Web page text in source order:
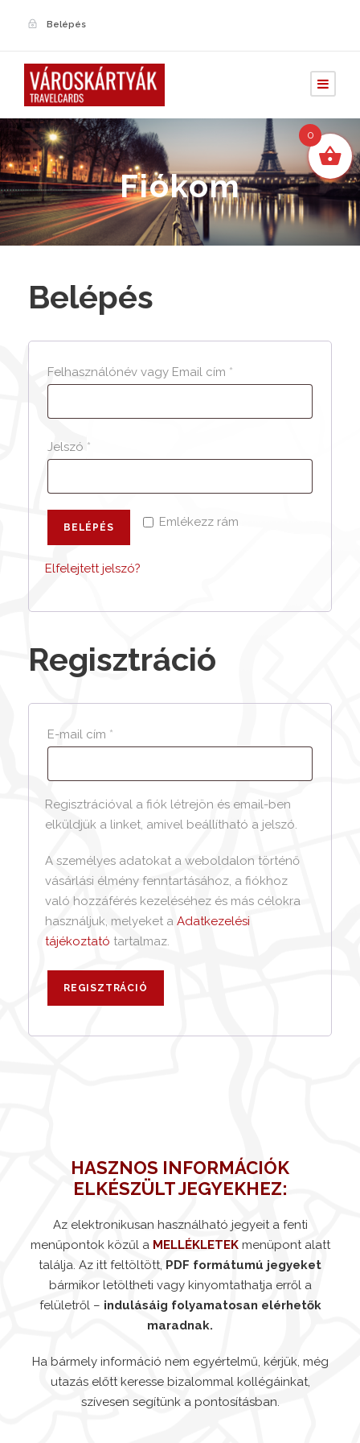
Belépés
Fiókom
Belépés
Felhasználónév vagy Email cím *
t
e
Jelszó *
t
l
e
ő
Emlékezz rám
BELÉPÉS
Elfelejtett jelszó?
Regisztráció
E-mail cím *
t
e
l
z
ő
Regisztrációval a fiók létrejön és email-ben
elküldjük a linket, amivel beállítható a jelszó.
A személyes adatokat a weboldalon történő
vásárlási élmény fenntartásához, a fiókhoz
való hozzáférés kezeléséhez és más célokra
használjuk, melyeket a Adatkezelési
tájékoztató tartalmaz.
REGISZTRÁCIÓ
HASZNOS INFORMÁCIÓK
ELKÉSZÜLT JEGYEKHEZ:
Az elektronikusan használható jegyeit a fenti
menűpontok közűl a MELLÉKLETEKmenüpont alatt
találja. Az itt feltöltött, PDF formátumú jegyeket
bármikor letöltheti vagy kinyomtathatja erről a
felületről – indulásáig folyamatosan elérhetők
maradnak.
Ha bármely információ nem egyértelmű, kérjük, még
utazás előtt keresse bizalommal kollégáinkat,
szívesen segítünk a pontosításban.
0